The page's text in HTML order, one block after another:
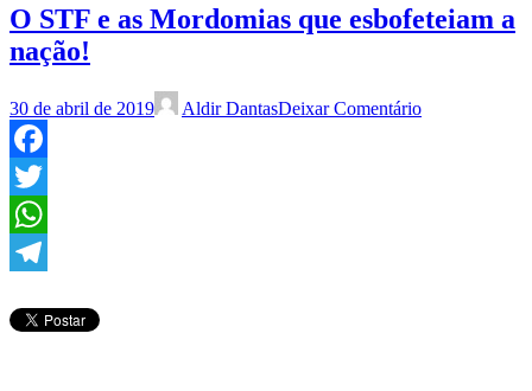
O STF e as Mordomias que esbofeteiam a
nação!
30 de abril de 2019 Aldir DantasDeixar Comentário
Facebook
Twitter
WhatsApp